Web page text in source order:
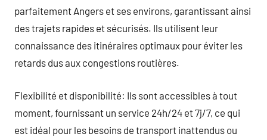
parfaitement Angers et ses environs, garantissant ainsi
des trajets rapides et sécurisés. Ils utilisent leur
connaissance des itinéraires optimaux pour éviter les
retards dus aux congestions routières.
Flexibilité et disponibilité: Ils sont accessibles à tout
moment, fournissant un service 24h/24 et 7j/7, ce qui
est idéal pour les besoins de transport inattendus ou